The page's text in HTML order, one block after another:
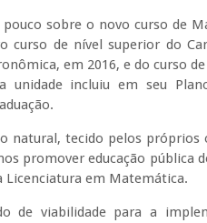
sobre o novo curso de
curso de nível superior do
em 2016, e do curso
incluiu em seu
natural, tecido pelos
promover educação pública
Licenciatura em Matemática.
de viabilidade para a